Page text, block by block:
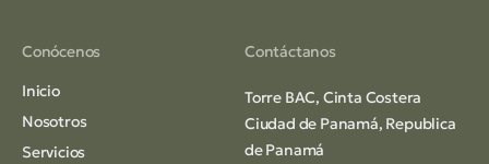
Conócenos
Inicio
Nosotros
Servicios
Contáctanos
Torre BAC, Cinta Costera
Ciudad de Panamá, Republica
de Panamá